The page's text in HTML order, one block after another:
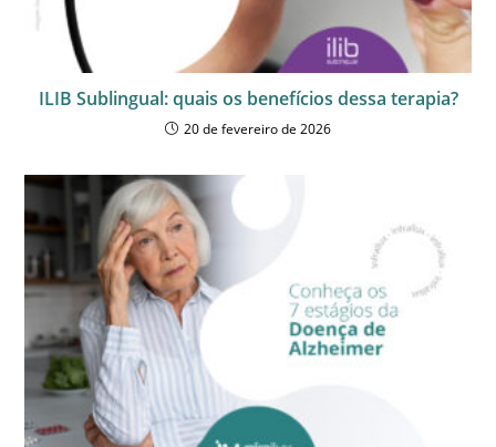
ILIB Sublingual: quais os benefícios dessa terapia?
20 de fevereiro de 2026